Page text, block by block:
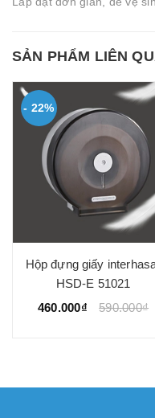
SẢN PHẨM LIÊN
- 22%
Hộp đựng giấy
HSD-E 51021
460.000₫
590.000₫